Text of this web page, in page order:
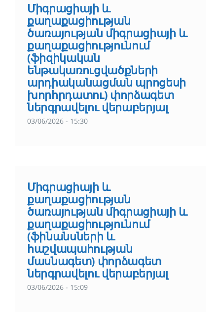
Միգրացիայի և
քաղաքացիության
ծառայության միգրացիայի և
քաղաքացիությունում
(ֆիզիկական
ենթակառուցվածքների
արդիականացման պրոցեսի
խորհրդատու) փորձագետ
ներգրավելու վերաբերյալ
03/06/2026 - 15:30
Միգրացիայի և
քաղաքացիության
ծառայության միգրացիայի և
քաղաքացիությունում
(ֆինանսների և
հաշվապահության
մասնագետ) փորձագետ
ներգրավելու վերաբերյալ
03/06/2026 - 15:09